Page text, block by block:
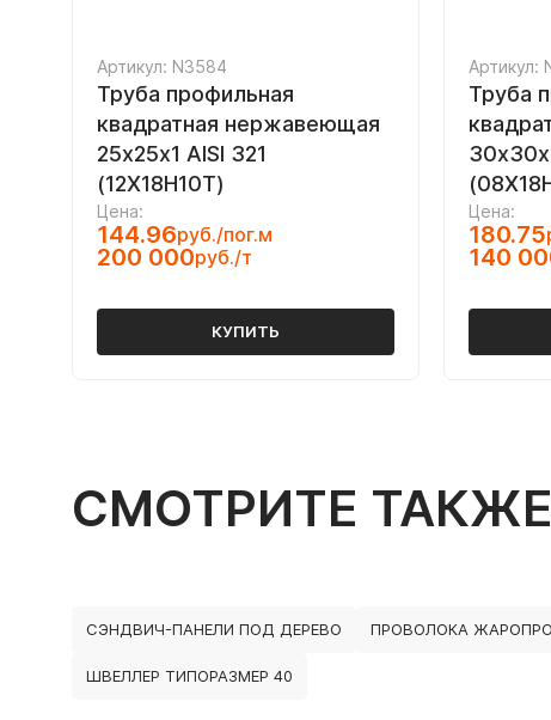
Артикул: N3584
Труба профильная
квадратная нержавеющая
25х25х1 AISI 321
(12Х18Н10Т)
Цена:
144.96руб./пог.м
200 000руб./т
КУПИТЬ
Артикул:
Труба
Цена:
180.75
140
СМОТРИТЕ ТАКЖЕ
СЭНДВИЧ-ПАНЕЛИ ПОД ДЕРЕВО ПРОВОЛОКА
ШВЕЛЛЕР ТИПОРАЗМЕР 40